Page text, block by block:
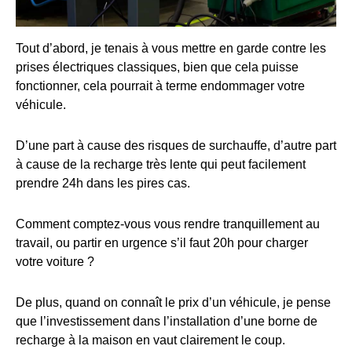
Tout d’abord, je tenais à vous mettre en garde contre les
prises électriques classiques, bien que cela puisse
fonctionner, cela pourrait à terme endommager votre
véhicule.
D’une part à cause des risques de surchauffe, d’autre part
à cause de la recharge très lente qui peut facilement
prendre 24h dans les pires cas.
Comment comptez-vous vous rendre tranquillement au
travail, ou partir en urgence s’il faut 20h pour charger
votre voiture ?
De plus, quand on connaît le prix d’un véhicule, je pense
que l’investissement dans l’installation d’une borne de
recharge à la maison en vaut clairement le coup.